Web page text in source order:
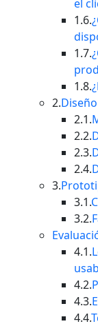
el
1.6.
1.7.
1.8.
2.Diseño
2.1.
2.2.
2.3.
2.4.
3.
3.1.
3.2.
4.1.
4.2.
4.3.
4.4.